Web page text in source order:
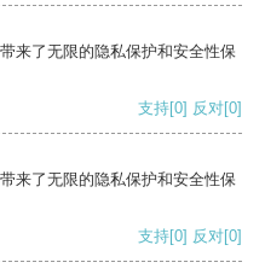
来了无限的隐私保护和安全性保
支持[0] 反对[0]
来了无限的隐私保护和安全性保
支持[0] 反对[0]